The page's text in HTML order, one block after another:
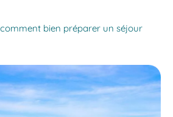
bien préparer un séjour